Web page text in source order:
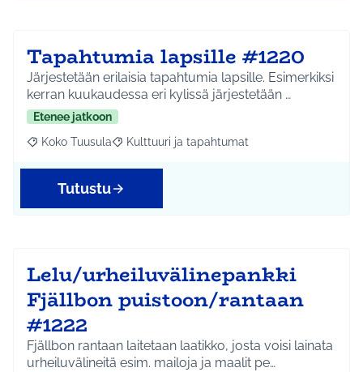
Tapahtumia lapsille #1220
Järjestetään erilaisia tapahtumia lapsille. Esimerkiksi
kerran kuukaudessa eri kylissä järjestetään …
Etenee jatkoon
Rajaa tulokset aihepiirin mukaan: Koko Tuusula
Koko Tuusula Rajaa tulokset teeman mukaan: Kulttuuri ja
Kulttuuri ja tapahtumat
Tutustu
Lelu/urheiluvälinepankki
Fjällbon puistoon/rantaan
#1222
Fjällbon rantaan laitetaan laatikko, josta voisi lainata
urheiluvälineitä esim. mailoja ja maalit pe…